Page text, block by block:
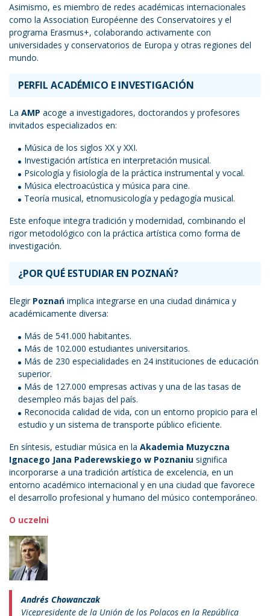
Asimismo, es miembro de redes académicas internacionales
como la Association Européenne des Conservatoires y el
programa Erasmus+, colaborando activamente con
universidades y conservatorios de Europa y otras regiones del
mundo.
PERFIL ACADÉMICO E INVESTIGACIÓN
La AMP acoge a investigadores, doctorandos y profesores
invitados especializados en:
Música de los siglos XX y XXI.
Investigación artística en interpretación musical.
Psicología y fisiología de la práctica instrumental y vocal.
Música electroacústica y música para cine.
Teoría musical, etnomusicología y pedagogía musical.
Este enfoque integra tradición y modernidad, combinando el
rigor metodológico con la práctica artística como forma de
investigación.
¿POR QUÉ ESTUDIAR EN POZNAŃ?
Elegir Poznań implica integrarse en una ciudad dinámica y
académicamente diversa:
Más de 541.000 habitantes.
Más de 102.000 estudiantes universitarios.
Más de 230 especialidades en 24 instituciones de educación
superior.
Más de 127.000 empresas activas y una de las tasas de
desempleo más bajas del país.
Reconocida calidad de vida, con un entorno propicio para el
estudio y un sistema de transporte público eficiente.
En síntesis, estudiar música en la Akademia Muzyczna
Ignacego Jana Paderewskiego w Poznaniu significa
incorporarse a una tradición artística de excelencia, en un
entorno académico internacional y en una ciudad que favorece
el desarrollo profesional y humano del músico contemporáneo.
O uczelni
Andrés Chowanczak
Vicepresidente de la Unión de los Polacos en la República